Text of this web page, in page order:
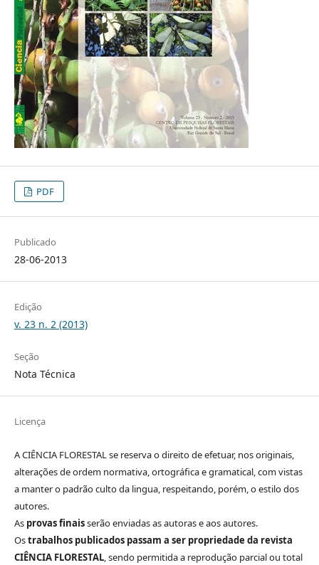
PDF
Publicado
28-06-2013
Edição
v. 23 n. 2 (2013)
Seção
Nota Técnica
Licença
A CIÊNCIA FLORESTAL se reserva o direito de efetuar, nos originais,
alterações de ordem normativa, ortográfica e gramatical, com vistas
a manter o padrão culto da lingua, respeitando, porém, o estilo dos
autores.
As provas finaisserão enviadas as autoras e aos autores.
Ostrabalhos publicados passam a ser propriedade da revista
CIÊNCIA FLORESTAL, sendo permitida a reprodução parcial ou total